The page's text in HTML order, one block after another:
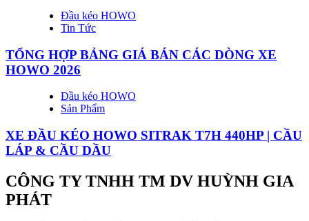
Đầu kéo HOWO
Tin Tức
TỔNG HỢP BẢNG GIÁ BÁN CÁC DÒNG XE
HOWO 2026
Đầu kéo HOWO
Sản Phẩm
XE ĐẦU KÉO HOWO SITRAK T7H 440HP | CẦU
LÁP & CẦU DẦU
CÔNG TY TNHH TM DV HUỲNH GIA
PHÁT